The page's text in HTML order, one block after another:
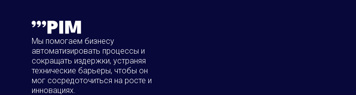
Мы помогаем бизнесу
автоматизировать процессы и
сокращать издержки, устраняя
технические барьеры, чтобы он
мог сосредоточиться на росте и
инновациях.